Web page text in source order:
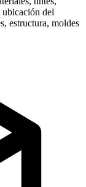
ubicación del
estructura, moldes